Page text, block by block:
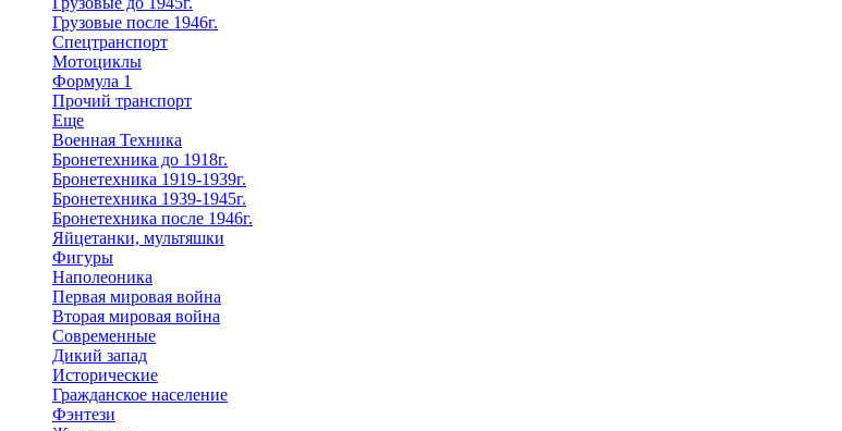
Грузовые после 1946г.
Спецтранспорт
Мотоциклы
Формула 1
Прочий транспорт
Еще
Военная Техника
Бронетехника до 1918г.
Бронетехника 1919-1939г.
Бронетехника 1939-1945г.
Бронетехника после 1946г.
Яйцетанки, мультяшки
Фигуры
Наполеоника
Первая мировая война
Вторая мировая война
Современные
Дикий запад
Исторические
Гражданское население
Фэнтези